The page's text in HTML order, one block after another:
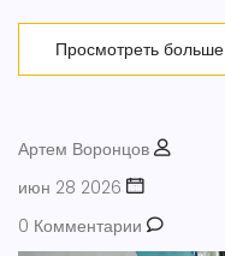
Просмотреть больше
Артем Воронцов
июн 28 2026
0 Комментарии